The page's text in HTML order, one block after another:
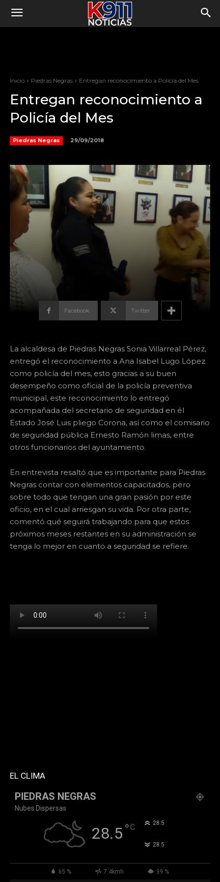
Inicio Piedras Negras Entregan reconocimiento a Policía del Mes
Entregan reconocimiento a
Policía del Mes
Piedras Negras 29/09/2018
Facebook Twitter
La alcaldesa de Piedras Negras Sonia Villarreal Pérez,
entregó el reconocimiento a Ana Isabel Lugo López
como policía del mes, esto gracias a su buen
desempeño como oficial de la policía preventiva
municipal, este reconocimiento lo entregó
acompañada del secretario de seguridad en él
Estado José Luis pliego Corona, así como el comisario
de seguridad pública Ernesto Ramón limas, entre
otros funcionarios del ayuntamiento.
En entrevista resaltó que es importante para Piedras
Negras contar con elementos capacitados, pero
sobre todo que tengan una gran pasión por este
oficio, en el cual arriesgan su vida. Por otra parte,
comentó qué seguirá trabajando para que estos
próximos meses restantes en su administración se
tenga lo mejor en cuanto a seguridad se refiere.
EL CLIMA
PIEDRAS NEGRAS
Nubes Dispersas
28.5°C 28.5
28.5
65 % 7.4kmh 39 %